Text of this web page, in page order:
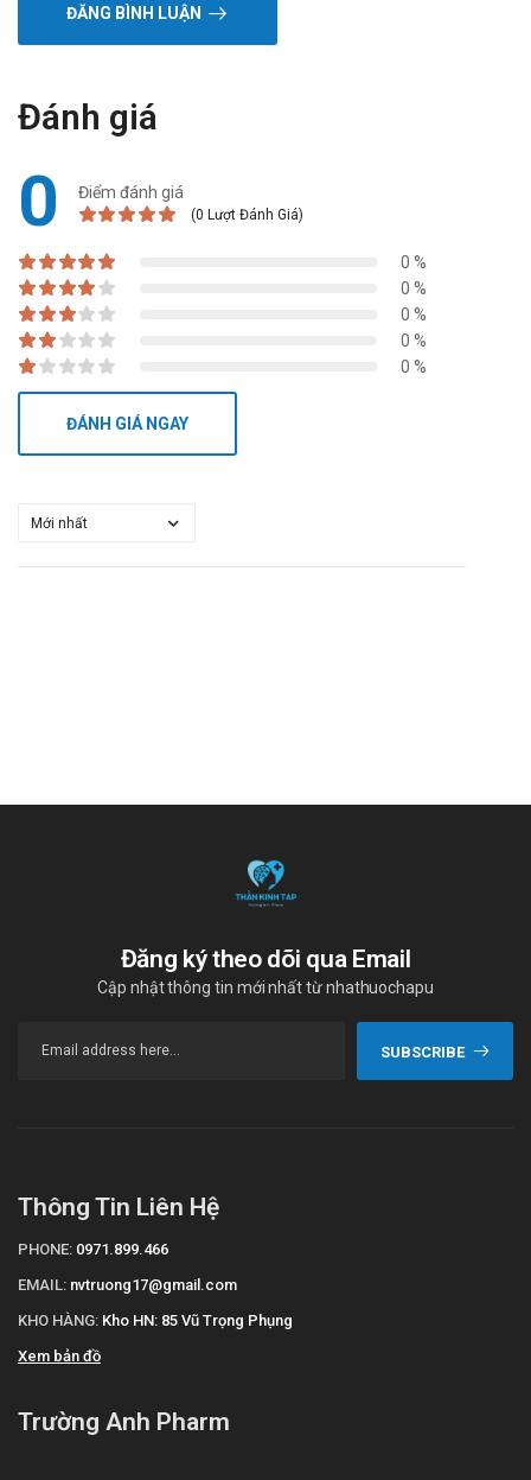
ĐĂNG BÌNH LUẬN
Đánh giá
0 Điểm đánh giá
(0 Lượt Đánh Giá)
0 %
0 %
0 %
0 %
0 %
ĐÁNH GIÁ NGAY
Đăng ký theo dõi qua Email
Cập nhật thông tin mới nhất từ nhathuochapu
SUBSCRIBE
Thông Tin Liên Hệ
PHONE: 0971.899.466
EMAIL: nvtruong17@gmail.com
KHO HÀNG: Kho HN: 85 Vũ Trọng Phụng
Xem bản đồ
Trường Anh Pharm